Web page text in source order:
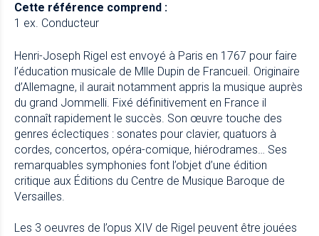
Cette référence comprend :
1 ex. Conducteur
Henri-Joseph Rigel est envoyé à Paris en 1767 pour faire
l’éducation musicale de Mlle Dupin de Francueil. Originaire
d’Allemagne, il aurait notamment appris la musique auprès
du grand Jommelli. Fixé définitivement en France il
connaît rapidement le succès. Son œuvre touche des
genres éclectiques : sonates pour clavier, quatuors à
cordes, concertos, opéra-comique, hiérodrames… Ses
remarquables symphonies font l’objet d’une édition
critique aux Éditions du Centre de Musique Baroque de
Versailles.
Les 3 oeuvres de l’opus XIV de Rigel peuvent être jouées